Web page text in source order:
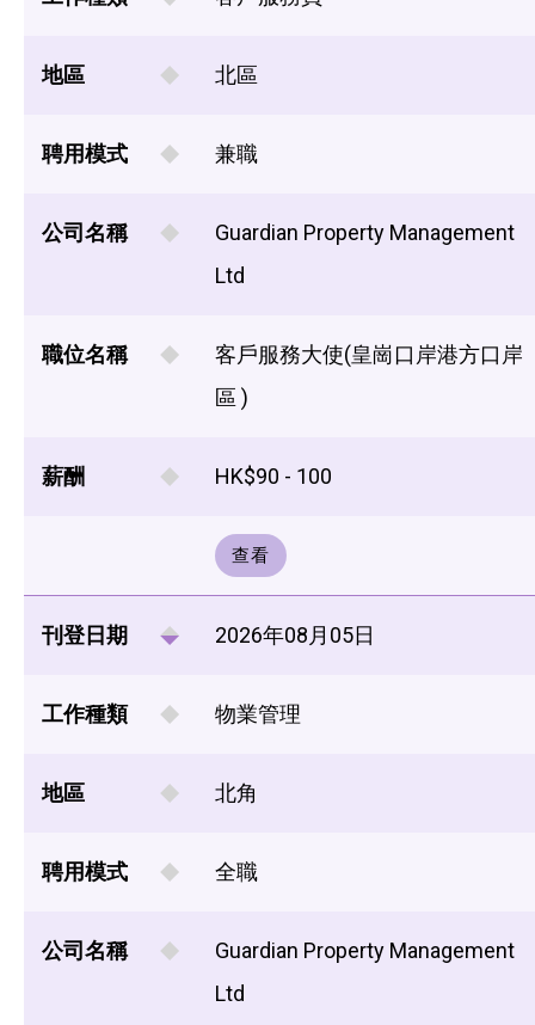
地區 北區
聘用模式 兼職
公司名稱
Guardian Property Management
Ltd
職位名稱
客戶服務大使(皇崗口岸港方口岸
區 )
薪酬 HK$90 - 100
查看
刊登日期 2026年08月05日
工作種類 物業管理
地區 北角
聘用模式 全職
公司名稱
Guardian Property Management
Ltd